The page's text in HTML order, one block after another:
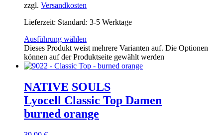
zzgl. Versandkosten
Lieferzeit: Standard: 3-5 Werktage
Ausführung wählen
Dieses Produkt weist mehrere Varianten auf. Die Optionen
können auf der Produktseite gewählt werden
NATIVE SOULS
Lyocell Classic Top Damen
burned orange